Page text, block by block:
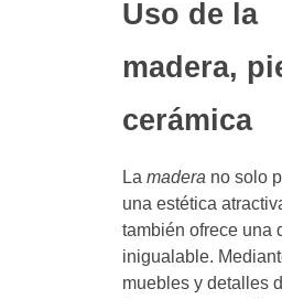
Uso de la
madera,
cerámica
La madera no solo
una estética
también ofrece una
inigualable.
muebles y detalles